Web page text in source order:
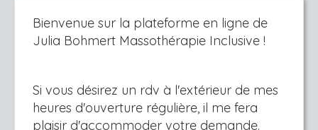
Bienvenue sur la plateforme en ligne de
Julia Bohmert Massothérapie Inclusive !
Si vous désirez un rdv à l'extérieur de mes
heures d'ouverture régulière, il me fera
plaisir d'accommoder votre demande.